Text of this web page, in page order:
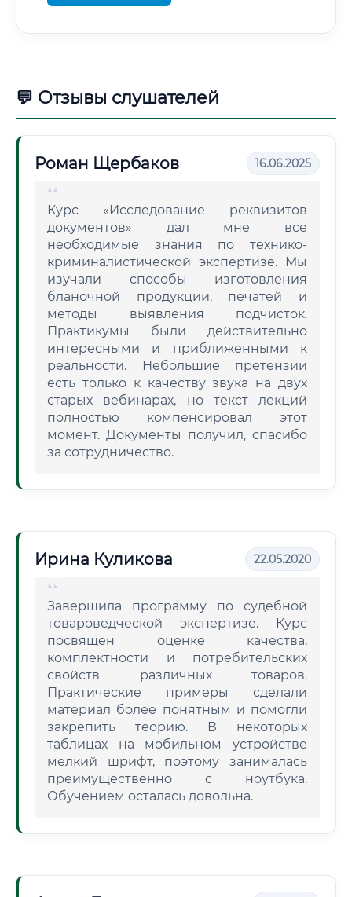
💬 Отзывы слушателей
Роман Щербаков 16.06.2025
Курс «Исследование реквизитов
документов» дал мне все
необходимые знания по технико-
криминалистической экспертизе. Мы
изучали способы изготовления
бланочной продукции, печатей и
методы выявления подчисток.
Практикумы были действительно
интересными и приближенными к
реальности. Небольшие претензии
есть только к качеству звука на двух
старых вебинарах, но текст лекций
полностью компенсировал этот
момент. Документы получил, спасибо
за сотрудничество.
Ирина Куликова 22.05.2020
Завершила программу по судебной
товароведческой экспертизе. Курс
посвящен оценке качества,
комплектности и потребительских
свойств различных товаров.
Практические примеры сделали
материал более понятным и помогли
закрепить теорию. В некоторых
таблицах на мобильном устройстве
мелкий шрифт, поэтому занималась
преимущественно с ноутбука.
Обучением осталась довольна.